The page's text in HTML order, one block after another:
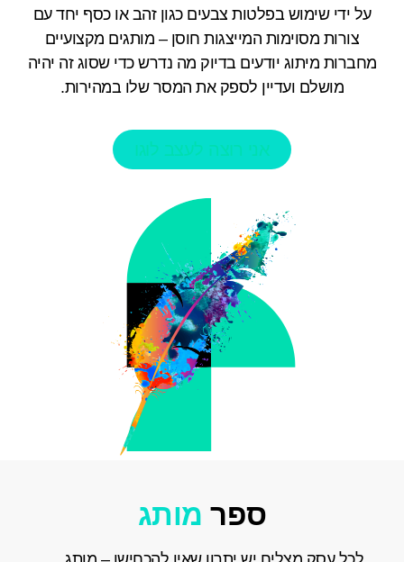
על ידי שימוש בפלטות צבעים כגון זהב או כסף יחד עם
צורות מסוימות המייצגות חוסן – מותגים מקצועיים
מחברות מיתוג יודעים בדיוק מה נדרש כדי שסוג זה יהיה
מושלם ועדיין לספק את המסר שלו במהירות.
אני רוצה לעצב לוגו
ספר מותג